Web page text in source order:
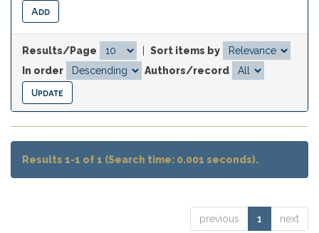
Results/Page
Sort items by
In order
Authors/record
Results 1-1 of 1 (Search time: 0.001 seconds).
previous 1 next